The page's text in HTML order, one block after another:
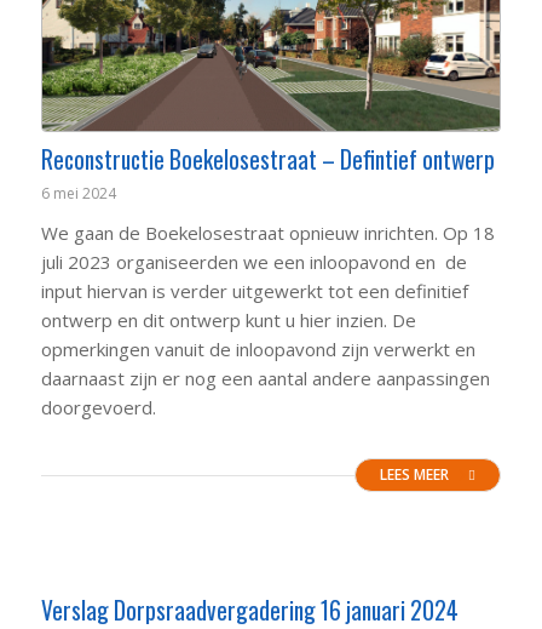
Reconstructie Boekelosestraat – Defintief ontwerp
6 mei 2024
We gaan de Boekelosestraat opnieuw inrichten. Op 18
juli 2023 organiseerden we een inloopavond en de
input hiervan is verder uitgewerkt tot een definitief
ontwerp en dit ontwerp kunt u hier inzien. De
opmerkingen vanuit de inloopavond zijn verwerkt en
daarnaast zijn er nog een aantal andere aanpassingen
doorgevoerd.
LEES MEER
Verslag Dorpsraadvergadering 16 januari 2024